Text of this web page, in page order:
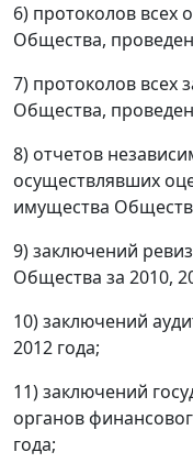
6) протоколов
Общества,
7) протоколов всех
Общества,
8) отчетов
осуществлявших
имущества
9) заключений
Общества за 2010,
10) заключений
2012 года;
11) заключений
органов
года;